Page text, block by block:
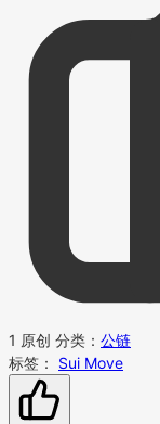
1 原创 分类： 公链
标签：
Sui Move